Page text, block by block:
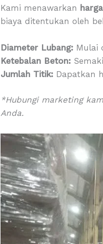
Kami menawarkan
biaya ditentukan oleh
Diameter Lubang: Mulai
Ketebalan Beton:
Jumlah Titik: Dapatkan
*Hubungi marketing
Anda.